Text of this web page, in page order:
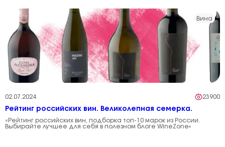
Вина
02.07.2024 23900
Рейтинг российских вин. Великолепная семерка.
«Рейтинг российских вин, подборка топ-10 марок из России.
Выбирайте лучшее для себя в полезном блоге WineZone»